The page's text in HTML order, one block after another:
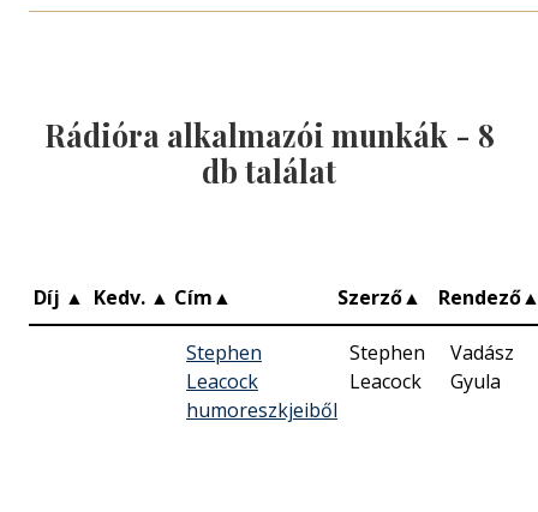
Rádióra alkalmazói munkák - 8
db találat
Díj ▲ Kedv. ▲ Cím▲ Szerző▲ Rendező
Stephen
Leacock
humoreszkjeiből
Stephen
Leacock
Vadász
Gyula